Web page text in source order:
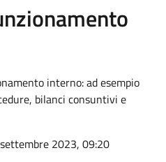
interno: ad esempio
bilanci consuntivi e
2023, 09:20